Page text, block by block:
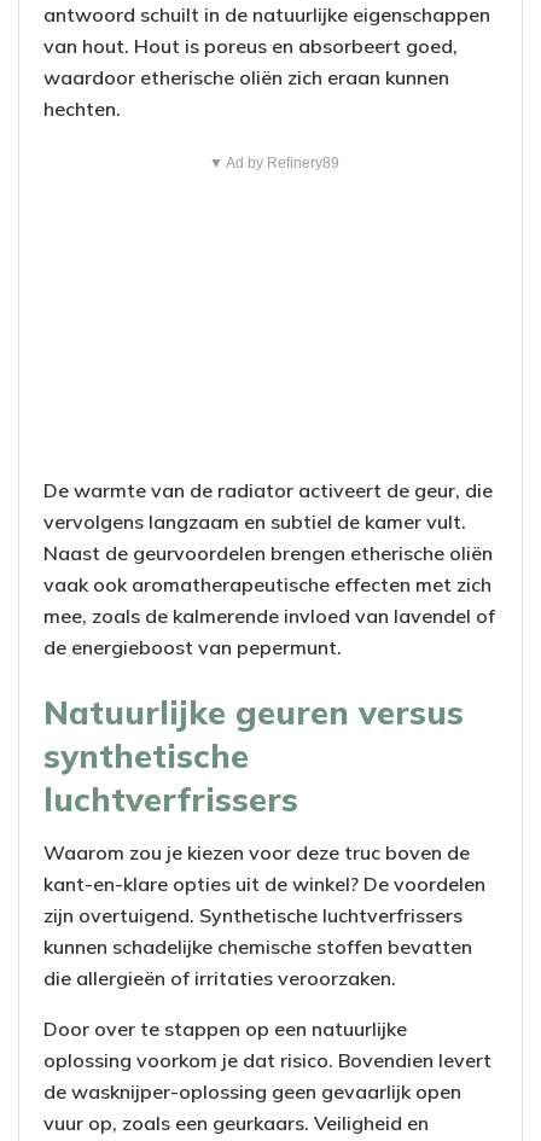
antwoord schuilt in de natuurlijke eigenschappen
van hout. Hout is poreus en absorbeert goed,
waardoor etherische oliën zich eraan kunnen
hechten.
▼ Ad by Refinery89
De warmte van de radiator activeert de geur, die
vervolgens langzaam en subtiel de kamer vult.
Naast de geurvoordelen brengen etherische oliën
vaak ook aromatherapeutische effecten met zich
mee, zoals de kalmerende invloed van lavendel of
de energieboost van pepermunt.
Natuurlijke geuren versus
synthetische
luchtverfrissers
Waarom zou je kiezen voor deze truc boven de
kant-en-klare opties uit de winkel? De voordelen
zijn overtuigend. Synthetische luchtverfrissers
kunnen schadelijke chemische stoffen bevatten
die allergieën of irritaties veroorzaken.
Door over te stappen op een natuurlijke
oplossing voorkom je dat risico. Bovendien levert
de wasknijper-oplossing geen gevaarlijk open
vuur op, zoals een geurkaars. Veiligheid en